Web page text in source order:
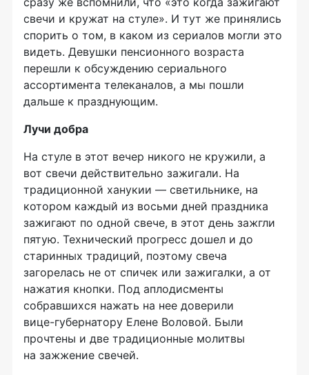
свечи и кружат на стуле». И тут же принялись
спорить о том, в каком из сериалов могли это
видеть. Девушки пенсионного возраста
перешли к обсуждению сериального
ассортимента телеканалов, а мы пошли
дальше к празднующим.
Лучи добра
На стуле в этот вечер никого не кружили, а
вот свечи действительно зажигали. На
традиционной ханукии — светильнике, на
котором каждый из восьми дней праздника
зажигают по одной свече, в этот день зажгли
пятую. Технический прогресс дошел и до
старинных традиций, поэтому свеча
загорелась не от спичек или зажигалки, а от
нажатия кнопки. Под аплодисменты
собравшихся нажать на нее доверили
вице-губернатору Елене Воловой. Были
прочтены и две традиционные молитвы
на зажжение свечей.